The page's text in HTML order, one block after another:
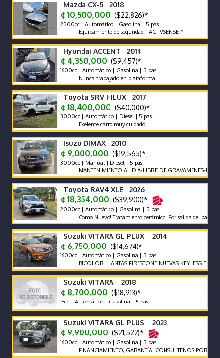
Mazda CX-5 2018
¢ 10,500,000 ($22,826)*
2500cc | Automático | Gasolina | 5 pas.
Equipamiento de seguridad i-ACTIVSENSE™
Hyundai ACCENT 2014
¢ 4,350,000 ($9,457)*
1600cc | Automático | Gasolina | 5 pas.
Nunca trabajado en plataforma
Toyota SRV HILUX 2017
¢ 18,400,000 ($40,000)*
3000cc | Automático | Diesel | 5 pas.
Exelente carro muy cuidado
Isuzu DIMAX 2010
¢ 9,000,000 ($19,565)*
3000cc | Manual | Diesel | 5 pas.
MANTENIMIENTO AL DIA-LIBRE DE GRAVAMENES-LLANTAS
Toyota RAV4 XLE 2026
¢ 18,354,000 ($39,900)*
2000cc | Automático | Gasolina | 5 pas.
Como Nuevo! Tratamiento cerámico! Por salida del país no se
Suzuki VITARA GL PLUX 2014
¢ 6,750,000 ($14,674)*
1600cc | Automático | Gasolina | 5 pas.
BICOLOR LLANTAS FIRESTONE NUEVAS KEYLESS
Suzuki VITARA 2018
¢ 8,700,000 ($18,913)*
16cc | Automático | Gasolina | 5 pas.
Suzuki VITARA GL PLUS 2023
¢ 9,900,000 ($21,522)*
1600cc | Automático | Gasolina | 5 pas.
FINANCIAMIENTO, GARANTÍA. CONSULTENOS POR AUTOS